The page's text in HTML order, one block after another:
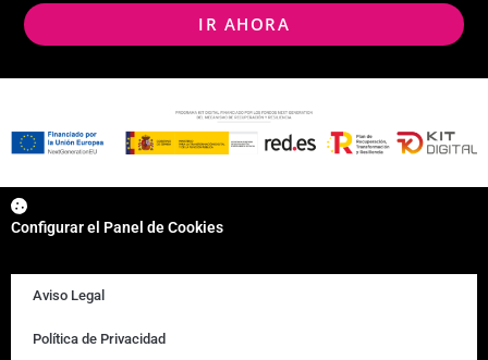
IR AHORA
Configurar el Panel de Cookies
Aviso Legal
Política de Privacidad